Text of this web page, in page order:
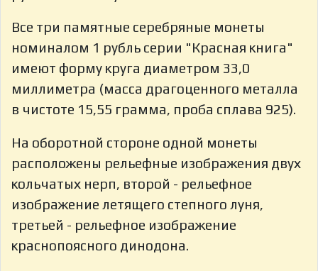
Все три памятные серебряные монеты
номиналом 1 рубль серии "Красная книга"
имеют форму круга диаметром 33,0
миллиметра (масса драгоценного металла
в чистоте 15,55 грамма, проба сплава 925).
На оборотной стороне одной монеты
расположены рельефные изображения двух
кольчатых нерп, второй - рельефное
изображение летящего степного луня,
третьей - рельефное изображение
краснопоясного динодона.